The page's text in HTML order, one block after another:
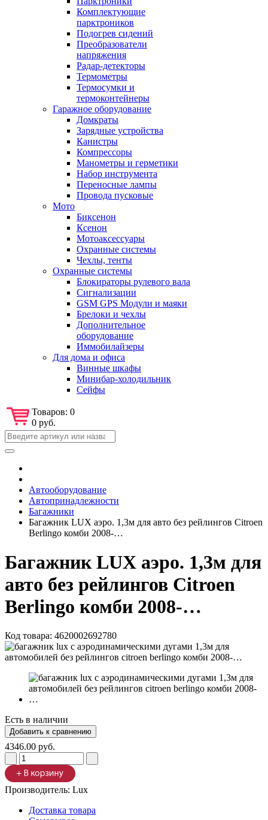
Комплектующие
парктроников
Подогрев сидений
Преобразователи
напряжения
Радар-детекторы
Термометры
Термосумки и
термоконтейнеры
Гаражное оборудование
Домкраты
Зарядные устройства
Канистры
Компрессоры
Манометры и герметики
Набор инструмента
Переносные лампы
Провода пусковые
Мото
Биксенон
Ксенон
Мотоаксессуары
Охранные системы
Чехлы, тенты
Охранные системы
Блокираторы рулевого вала
Сигнализации
GSM GPS Модули и маяки
Брелоки и чехлы
Дополнительное
оборудование
Иммобилайзеры
Для дома и офиса
Винные шкафы
Минибар-холодильник
Сейфы
Товаров: 0
0 руб.
Автооборудование
Автопринадлежности
Багажники
Багажник LUX аэро. 1,3м для авто без рейлингов Citroen
Berlingo комби 2008-…
Багажник LUX аэро. 1,3м для
авто без рейлингов Citroen
Berlingo комби 2008-…
Код товара: 4620002692780
Есть в наличии
4346.00 руб.
Производитель: Lux
Доставка товара